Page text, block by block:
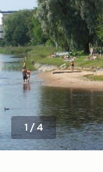
1 /4